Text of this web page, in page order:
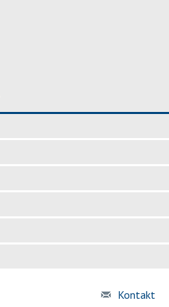
Kontakt